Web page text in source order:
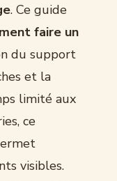
. Ce guide
faire un
du support
et la
limité aux
ce
visibles.